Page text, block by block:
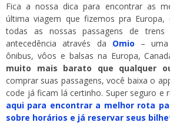
Fica a nossa dica para encontrar as
última viagem que fizemos pra Europa,
todas as nossas passagens de
antecedência através da Omio – uma
ônibus, vôos e balsas na Europa,
muito mais barato que qualquer
comprar suas passagens, você baixa o
code já ficam lá certinho. Super seguro e
aqui para encontrar a melhor rota
sobre horários e já reservar seus